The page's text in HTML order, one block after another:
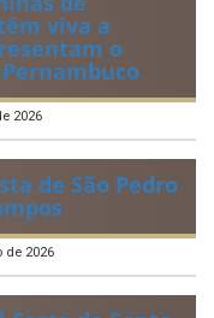
2026
Ibimirim
de
viva a
o